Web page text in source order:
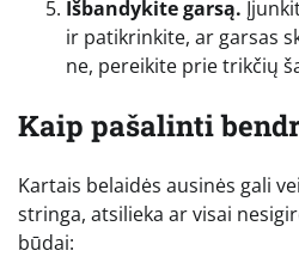
Išbandykite garsą.
ir patikrinkite, ar garsas
ne, pereikite prie trikčių
Kaip pašalinti
Kartais belaidės ausinės gali
stringa, atsilieka ar visai
būdai: